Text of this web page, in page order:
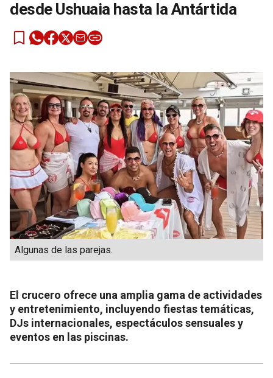
desde Ushuaia hasta la Antártida
Algunas de las parejas.
El crucero ofrece una amplia gama de actividades
y entretenimiento, incluyendo fiestas temáticas,
DJs internacionales, espectáculos sensuales y
eventos en las piscinas.